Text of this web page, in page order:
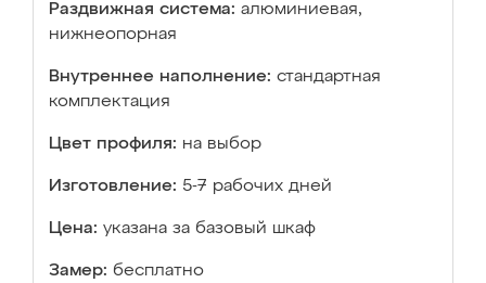
Раздвижная система: алюминиевая,
нижнеопорная
Внутреннее наполнение: стандартная
комплектация
Цвет профиля: на выбор
Изготовление: 5-7 рабочих дней
Цена: указана за базовый шкаф
Замер: бесплатно